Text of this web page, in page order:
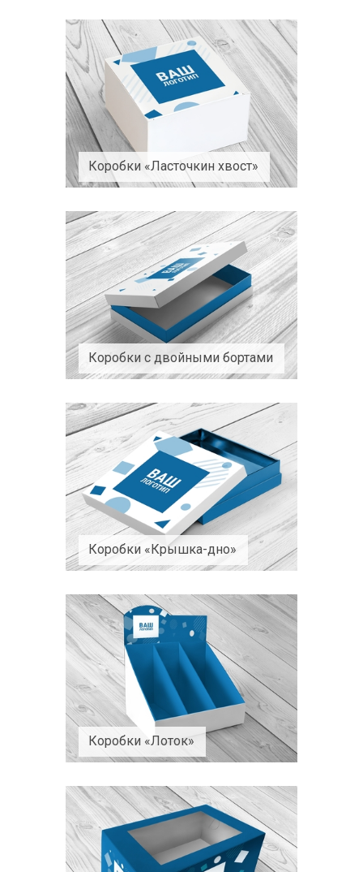
Коробки «Ласточкин хвост»
Коробки с двойными бортами
Коробки «Крышка-дно»
Коробки «Лоток»